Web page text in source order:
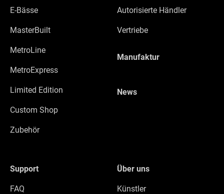
E-Bässe
MasterBuilt
MetroLine
MetroExpress
Limited Edition
Custom Shop
Zubehör
Autorisierte Händler
Vertriebe
Manufaktur
News
Support
FAQ
Über uns
Künstler